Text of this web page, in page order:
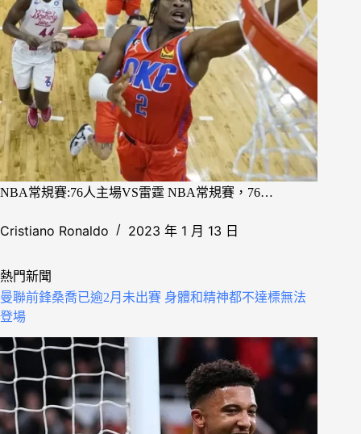
NBA常規賽:76人主場VS雷霆 NBA常規賽，76…
Cristiano Ronaldo 2023 年 1 月 13 日
熱門新聞
曼聯前鋒桑喬已逾2月未出賽 身體和精神都不達標無法
登場